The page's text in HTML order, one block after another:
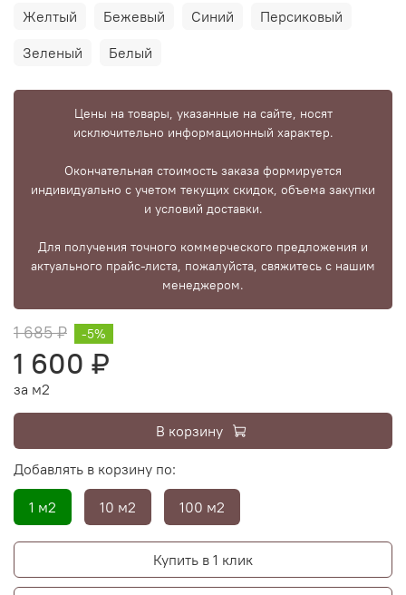
Желтый
Бежевый Синий
Персиковый
Зеленый
Белый
Цены на товары, указанные на сайте, носят
исключительно информационный характер.
Окончательная стоимость заказа формируется
индивидуально с учетом текущих скидок, объема закупки
и условий доставки.
Для получения точного коммерческого предложения и
актуального прайс-листа, пожалуйста, свяжитесь с нашим
менеджером.
1 685 ₽
1 600 ₽
-5%
за м2
В корзину
Добавлять в корзину по:
1 м2 10 м2 100 м2
Купить в 1 клик